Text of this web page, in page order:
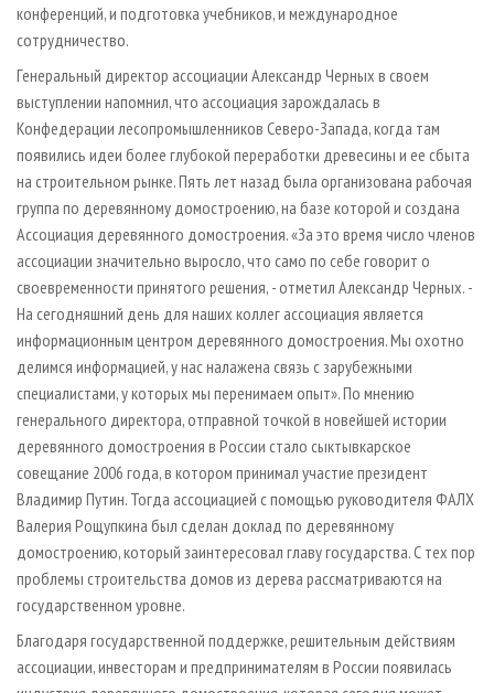
конференций, и подготовка учебников, и международное
сотрудничество.
Генеральный директор ассоциации Александр Черных в своем
выступлении напомнил, что ассоциация зарождалась в
Конфедерации лесопромышленников Северо-Запада, когда там
появились идеи более глубокой переработки древесины и ее сбыта
на строительном рынке. Пять лет назад была организована рабочая
группа по деревянному домостроению, на базе которой и создана
Ассоциация деревянного домостроения. «За это время число членов
ассоциации значительно выросло, что само по себе говорит о
своевременности принятого решения, - отметил Александр Черных. -
На сегодняшний день для наших коллег ассоциация является
информационным центром деревянного домостроения. Мы охотно
делимся информацией, у нас налажена связь с зарубежными
специалистами, у которых мы перенимаем опыт». По мнению
генерального директора, отправной точкой в новейшей истории
деревянного домостроения в России стало сыктывкарское
совещание 2006 года, в котором принимал участие президент
Владимир Путин. Тогда ассоциацией с помощью руководителя ФАЛХ
Валерия Рощупкина был сделан доклад по деревянному
домостроению, который заинтересовал главу государства. С тех пор
проблемы строительства домов из дерева рассматриваются на
государственном уровне.
Благодаря государственной поддержке, решительным действиям
ассоциации, инвесторам и предпринимателям в России появилась